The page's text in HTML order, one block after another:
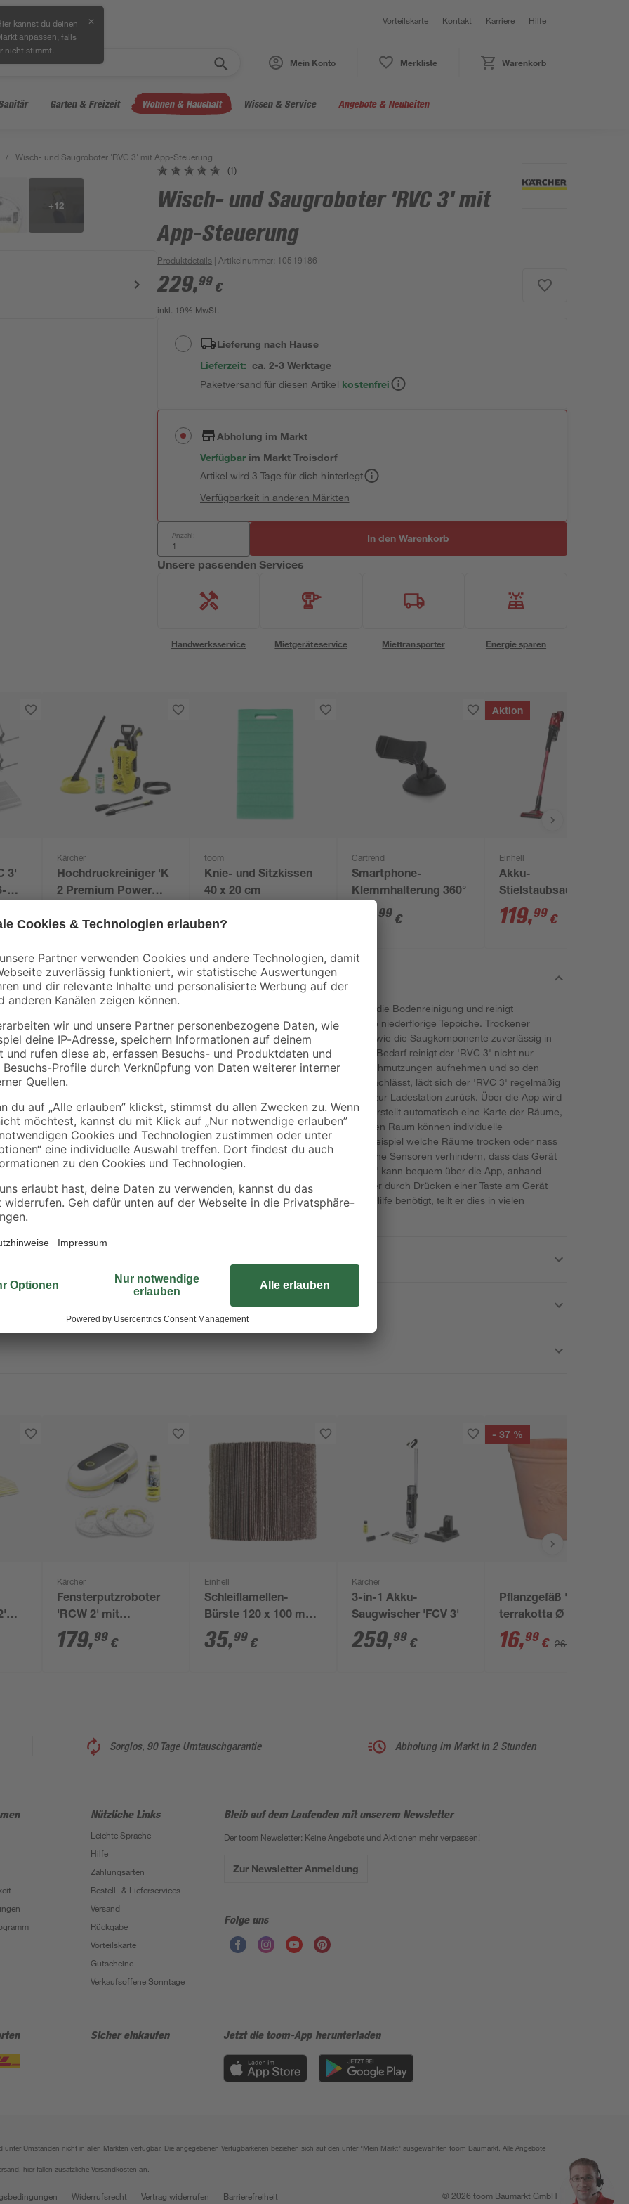
kannst du deinen
anpassen , falls
nicht stimmt.
✕ Vorteilskarte Kontakt Karriere Hilfe
Mein Konto Merkliste Warenkorb
Garten & Freizeit Wohnen & Haushalt Wissen & Service Angebote & Neuheiten
/ Wisch- und Saugroboter 'RVC 3' mit App-Steuerung
+12
(1)
Wisch- und Saugroboter 'RVC 3' mit
App-Steuerung
Produktdetails | Artikelnummer: 10519186
229,99 €
inkl. 19% MwSt.
Lieferung nach Hause
Lieferzeit: ca. 2-3 Werktage
Paketversand für diesen Artikel kostenfrei
Abholung im Markt
Verfügbar im MarktTroisdorf
Artikel wird 3 Tage für dich hinterlegt
Verfügbarkeit in anderen Märkten
Anzahl: In den Warenkorb
Unsere passenden Services
Handwerksservice Mietgeräteservice Miettransporter Energie sparen
3'
Kärcher
Hochdruckreiniger 'K
2 Premium Power
129, €
toom
Knie- und Sitzkissen
40 x 20 cm
4,
Cartrend
Smartphone-
Klemmhalterung 360°
,99 €
Aktion
Einhell
Akku-
Stielstaubsauger 'TE-
SV 18 Li' 18 V mit
Akku und Ladegerät
119,99 €
und Kartierung
Der intelligente Saugroboter 'RVC 3' übernimmt die Bodenreinigung und reinigt
systematisch und selbstständig Hartböden sowie niederflorige Teppiche. Trockener
Schmutz wird durch Haupt- und Seitenbürste sowie die Saugkomponente zuverlässig in
den integrierten Staubbehälter transportiert. Bei Bedarf reinigt der 'RVC 3' nicht nur
trocken, sondern kann auch feucht leichte Verschmutzungen aufnehmen und so den
Staub besser binden. Wenn die Akkukapazität nachlässt, lädt sich der 'RVC 3' regelmäßig
selbst auf und kehrt nach getaner Arbeit immer zur Ladestation zurück. Über die App wird
der 'RVC 3' auf Erkundungstour geschickt und erstellt automatisch eine Karte der Räume,
indem er die Umgebung erfasst (LiDAR). Für jeden Raum können individuelle
Reinigungsparameter eingestellt werden, zum Beispiel welche Räume trocken oder nass
oder gar nicht gereinigt werden sollen. Zusätzliche Sensoren verhindern, dass das Gerät
beispielsweise Treppen hinunterfällt. Der 'RVC 3' kann bequem über die App, anhand
eines voreingestellten individuellen Zeitplans oder durch Drücken einer Taste am Gerät
gestartet werden. Wenn der Reinigungsroboter Hilfe benötigt, teilt er dies in vielen
Kärcher
Fensterputzroboter
'RCW 2' mit
Fernbedienung
179,99 €
Einhell
Schleiflamellen-
Bürste 120 x 100 mm
für Bürstenschleifer
35,99 €
Kärcher
3-in-1 Akku-
Saugwischer 'FCV 3'
259,99 €
- 37 %
Pflanzgefäß 'Paros'
terrakotta Ø 43 x 39
cm
16,99 € 26,99 €
Sorglos, 90 Tage Umtauschgarantie Abholung im Markt in 2 Stunden
Nützliche Links
Leichte Sprache
Hilfe
Zahlungsarten
Bestell- & Lieferservices
Versand
Rückgabe
Vorteilskarte
Gutscheine
Verkaufsoffene Sonntage
Bleib auf dem Laufenden mit unserem Newsletter
Der toom Newsletter: Keine Angebote und Aktionen mehr verpassen!
Zur Newsletter Anmeldung
Folge uns
Sicher einkaufen Jetzt die toom-App herunterladen
Umständen nicht in allen Märkten verfügbar. Die angegebenen Verfügbarkeiten beziehen sich auf den unter "Mein Markt" ausgewählten toom Baumarkt. Alle Angebote
hier fallen zusätzliche Versandkosten an.
Widerrufsrecht Vertrag widerrufen Barrierefreiheit © 2026 toom Baumarkt GmbH